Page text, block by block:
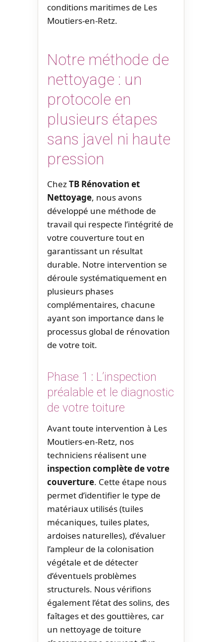
conditions maritimes de Les
Moutiers-en-Retz.
Notre méthode de
nettoyage : un
protocole en
plusieurs étapes
sans javel ni haute
pression
ChezTB Rénovation et
Nettoyage, nous avons
développé une méthode de
travail qui respecte l’intégrité de
votre couverture tout en
garantissant un résultat
durable. Notre intervention se
déroule systématiquement en
plusieurs phases
complémentaires, chacune
ayant son importance dans le
processus global de rénovation
de votre toit.
Phase 1 : L’inspection
préalable et le diagnostic
de votre toiture
Avant toute intervention à Les
Moutiers-en-Retz, nos
techniciens réalisent une
inspection complète de votre
couverture. Cette étape nous
permet d’identifier le type de
matériaux utilisés (tuiles
mécaniques, tuiles plates,
ardoises naturelles), d’évaluer
l’ampleur de la colonisation
végétale et de détecter
d’éventuels problèmes
structurels. Nous vérifions
également l’état des solins, des
faîtages et des gouttières, car
un nettoyage de toiture